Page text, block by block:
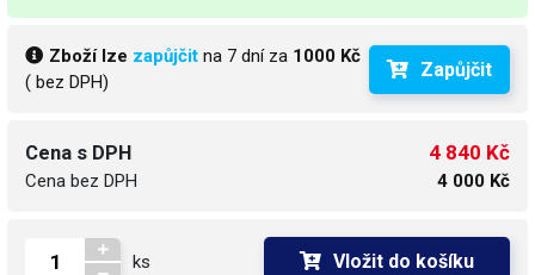
Zboží lze zapůjčit na 7 dní za 1000 Kč
( bez DPH)
Zapůjčit
Cena s DPH
Cena bez DPH
4 840 Kč
4 000 Kč
ks Vložit do košíku